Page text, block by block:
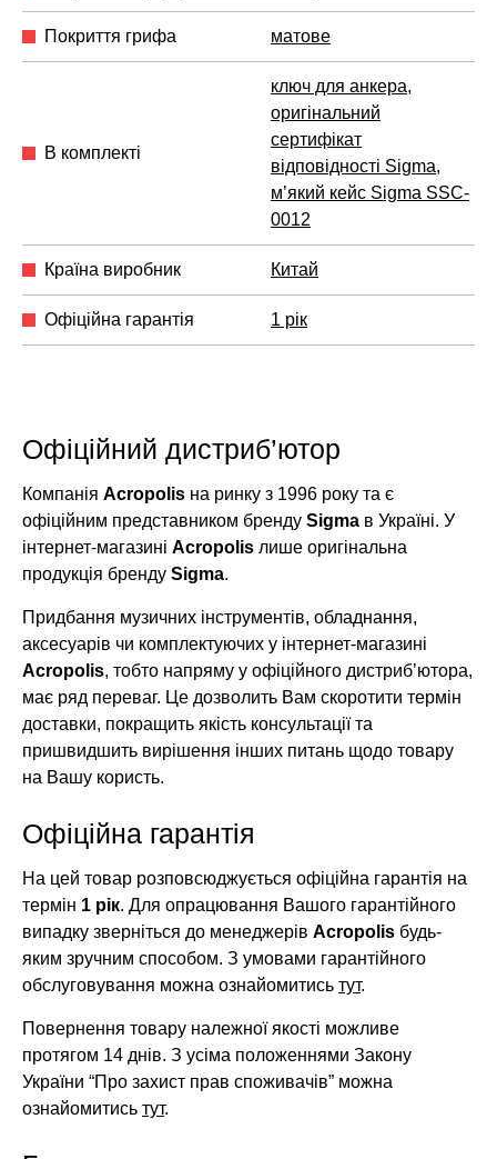
Покриття грифа матове
В комплекті
ключ для анкера,
оригінальний
сертифікат
відповідності Sigma,
м’який кейс Sigma SSC-
0012
Країна виробник Китай
Офіційна гарантія 1 рік
Офіційний дистриб’ютор
Компанія Acropolis на ринку з 1996 року та є
офіційним представником бренду Sigma в Україні. У
інтернет-магазині Acropolis лише оригінальна
продукція бренду Sigma.
Придбання музичних інструментів, обладнання,
аксесуарів чи комплектуючих у інтернет-магазині
Acropolis, тобто напряму у офіційного дистриб’ютора,
має ряд переваг. Це дозволить Вам скоротити термін
доставки, покращить якість консультації та
пришвидшить вирішення інших питань щодо товару
на Вашу користь.
Офіційна гарантія
На цей товар розповсюджується офіційна гарантія на
термін 1 рік. Для опрацювання Вашого гарантійного
випадку зверніться до менеджерів Acropolis будь-
яким зручним способом. З умовами гарантійного
обслуговування можна ознайомитись тут.
Повернення товару належної якості можливе
протягом 14 днів. З усіма положеннями Закону
України “Про захист прав споживачів” можна
ознайомитись тут.